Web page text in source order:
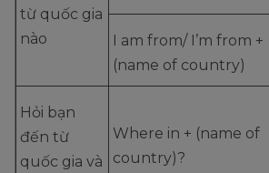
từ quốc gia
nào
I am from/ I’m from +
(name of country)
Hỏi bạn
đến từ
quốc gia và
Where in + (name of
country)?